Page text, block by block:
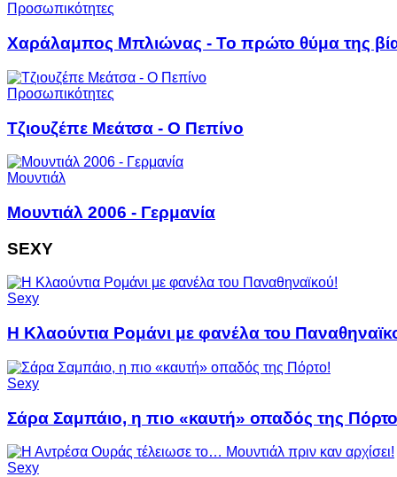
Προσωπικότητες
Χαράλαμπος Μπλιώνας - Το πρώτο θύμα της
Προσωπικότητες
Τζιουζέπε Μεάτσα - Ο Πεπίνο
Μουντιάλ
Μουντιάλ 2006 - Γερμανία
SEXY
Sexy
Η Κλαούντια Ρομάνι με φανέλα του
Sexy
Σάρα Σαμπάιο, η πιο «καυτή» οπαδός της
Sexy